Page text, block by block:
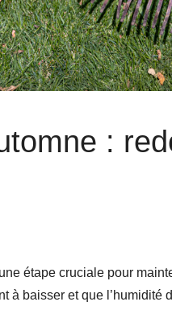
:
étape cruciale pour
à baisser et que l’humidité